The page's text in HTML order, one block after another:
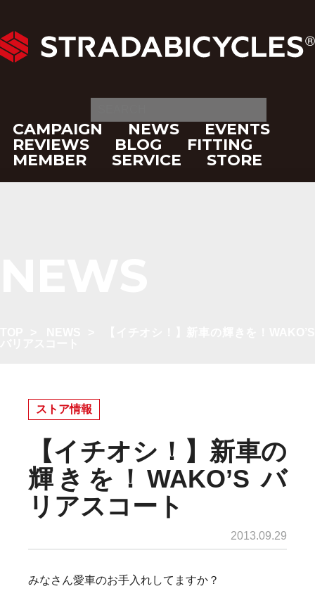
CAMPAIGN NEWS
EVENTS
REVIEWS
BLOG
FITTING
MEMBER
SERVICE STORE
ストア情報
【イチオシ！】新車の
輝きを！WAKO’S バ
リアスコート
2013.09.29
みなさん愛車のお手入れしてますか？